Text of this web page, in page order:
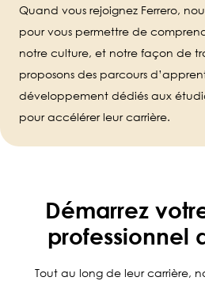
Quand vous rejoignez Ferrero,
pour vous permettre de
notre culture, et notre façon de
proposons des parcours
développement dédiés aux
pour accélérer leur carrière.
Démarrez
professionnel
Tout au long de leur carrière,